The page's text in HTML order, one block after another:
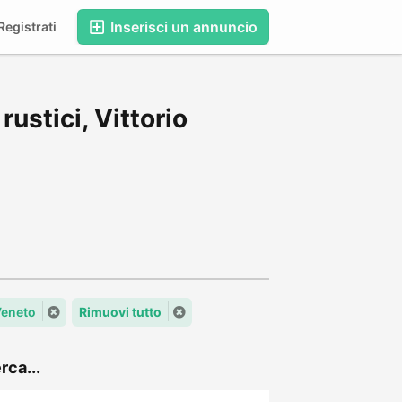
Inserisci un annuncio
rustici, Vittorio
Rimuovi tutto